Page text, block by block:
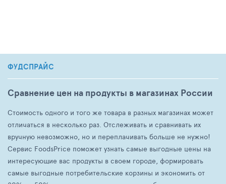
ФУДСПРАЙС
Сравнение цен на продукты в магазинах России
Стоимость одного и того же товара в разных магазинах может
отличаться в несколько раз. Отслеживать и сравнивать их
вручную невозможно, но и переплачивать больше не нужно!
Сервис FoodsPrice поможет узнать самые выгодные цены на
интересующие вас продукты в своем городе, формировать
самые выгодные потребительские корзины и экономить от